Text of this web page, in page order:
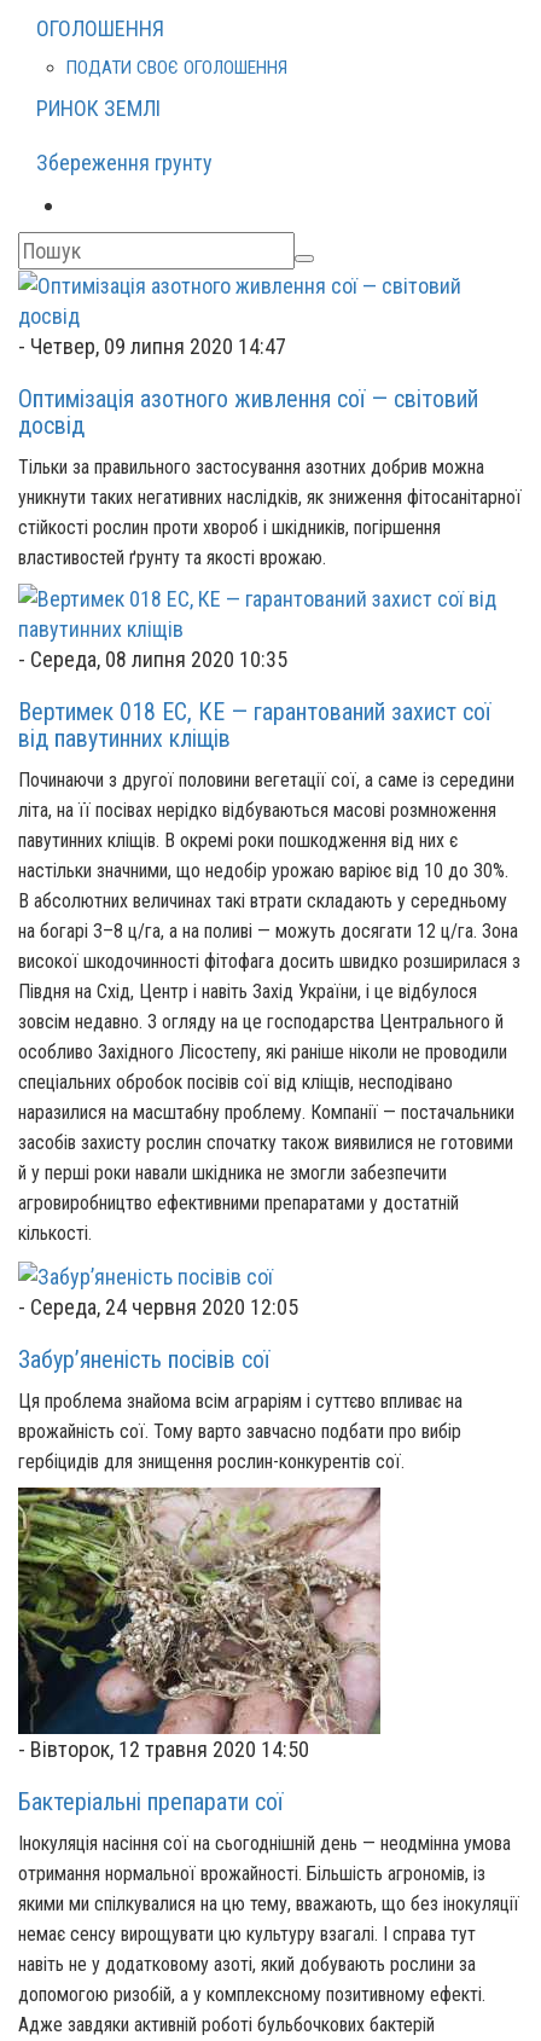
ОГОЛОШЕННЯ
ПОДАТИ СВОЄ ОГОЛОШЕННЯ
РИНОК ЗЕМЛІ
Збереження грунту
- Четвер, 09 липня 2020 14:47
Оптимізація азотного живлення сої — світовий
досвід
Тільки за правильного застосування азотних добрив можна
уникнути таких негативних наслідків, як зниження фітосанітарної
стійкості рослин проти хвороб і шкідників, погіршення
властивостей ґрунту та якості врожаю.
- Середа, 08 липня 2020 10:35
Вертимек 018 ЕС, КЕ — гарантований захист сої
від павутинних кліщів
Починаючи з другої половини вегетації сої, а саме із середини
літа, на її посівах нерідко відбуваються масові розмноження
павутинних кліщів. В окремі роки пошкодження від них є
настільки значними, що недобір урожаю варіює від 10 до 30%.
В абсолютних величинах такі втрати складають у середньому
на богарі 3–8 ц/га, а на поливі — можуть досягати 12 ц/га. Зона
високої шкодочинності фітофага досить швидко розширилася з
Півдня на Схід, Центр і навіть Захід України, і це відбулося
зовсім недавно. З огляду на це господарства Центрального й
особливо Західного Лісостепу, які раніше ніколи не проводили
спеціальних обробок посівів сої від кліщів, несподівано
наразилися на масштабну проблему. Компанії — постачальники
засобів захисту рослин спочатку також виявилися не готовими
й у перші роки навали шкідника не змогли забезпечити
агровиробництво ефективними препаратами у достатній
кількості.
- Середа, 24 червня 2020 12:05
Забур’яненість посівів сої
Ця проблема знайома всім аграріям і суттєво впливає на
врожайність сої. Тому варто завчасно подбати про вибір
гербіцидів для знищення рослин-конкурентів сої.
- Вівторок, 12 травня 2020 14:50
Бактеріальні препарати сої
Інокуляція насіння сої на сьогоднішній день — неодмінна умова
отримання нормальної врожайності. Більшість агрономів, із
якими ми спілкувалися на цю тему, вважають, що без інокуляції
немає сенсу вирощувати цю культуру взагалі. І справа тут
навіть не у додатковому азоті, який добувають рослини за
допомогою ризобій, а у комплексному позитивному ефекті.
Адже завдяки активній роботі бульбочкових бактерій